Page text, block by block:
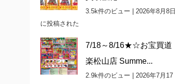
3.5k件のビュー
2026年8月8日
に投稿された
7/18～8/16★☆お宝買道
楽松山店 Summe...
2.9k件のビュー
2026年7月17